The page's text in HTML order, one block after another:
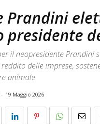
Prandini
presidente
il neopresidente Prandini
delle imprese,
animale
- 19 Maggio 2026